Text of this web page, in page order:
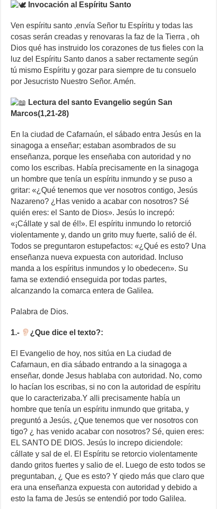
Invocación al Espíritu Santo
Ven espíritu santo ,envía Señor tu Espíritu y todas las
cosas serán creadasy renovaras la faz de la Tierra ,oh
Dios qué has instruido los corazones de tus fielescon la
luz del Espíritu Santo danos a saber rectamente según
tú mismo Espírituy gozar para siempre de tu consuelo
por Jesucristo Nuestro Señor. Amén.
Lectura del santo Evangelio según San
Marcos(1,21-28)
En la ciudad de Cafarnaún, el sábado entra Jesús en la
sinagoga a enseñar; estaban asombrados de su
enseñanza, porque les enseñaba con autoridad y no
como los escribas. Había precisamente en la sinagoga
un hombre que tenía un espíritu inmundo y se puso a
gritar: «¿Qué tenemos que ver nosotros contigo, Jesús
Nazareno? ¿Has venido a acabar con nosotros? Sé
quién eres: el Santo de Dios». Jesús lo increpó:
«¡Cállate y sal de él!». El espíritu inmundo lo retorció
violentamente y, dando un grito muy fuerte, salió de él.
Todos se preguntaron estupefactos: «¿Qué es esto? Una
enseñanza nueva expuesta con autoridad. Incluso
manda a los espíritus inmundos y lo obedecen». Su
fama se extendió enseguida por todas partes,
alcanzando la comarca entera de Galilea.
Palabra de Dios.
1.- ¿Que dice el texto?:
El Evangelio de hoy, nos sitúa en La ciudad de
Cafarnaun, en dia sábado entrando a la sinagoga a
enseñar, donde Jesus hablaba con autoridad. No, como
lo hacían los escribas, si no con la autoridad de espíritu
que lo caracterizaba.Y alli precisamente había un
hombre que tenía un espíritu inmundo que gritaba, y
preguntó a Jesús, ¿Que tenemos que ver nosotros con
tigo? ¿ has venido acabar con nosotros? Sé, quien eres:
EL SANTO DE DIOS. Jesús lo increpo diciendole:
cállate y sal de el. El Espíritu se retorcio violentamente
dando gritos fuertes y salio de el. Luego de esto todos se
preguntaban, ¿ Que es esto? Y qiedo más que claro que
era una enseñanza expuesta con autoridad y debido a
esto la fama de Jesús se entendió por todo Galilea.